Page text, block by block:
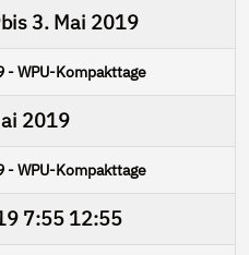
bis3. Mai 2019
WPU-Kompakttage
2019
WPU-Kompakttage
7:55 12:55